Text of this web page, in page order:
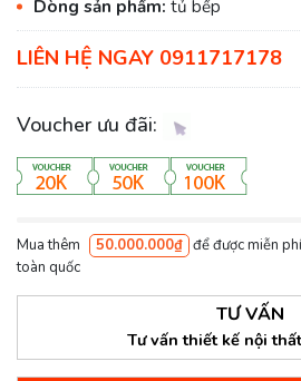
Dòng sản phẩm: tủ bếp
LIÊN HỆ NGAY 0911717178
Voucher ưu đãi:
Mua thêm 50.000.000₫ để được miễn
toàn quốc
TƯ VẤN
Tư vấn thiết kế nội